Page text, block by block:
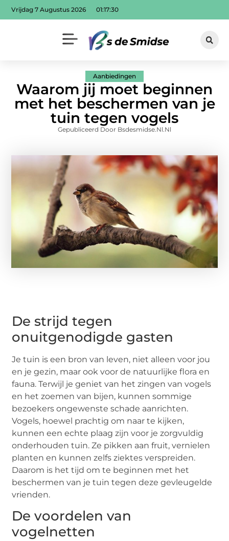
Vrijdag 7 Augustus 2026 01:17:31
Aanbiedingen
Waarom jij moet beginnen
met het beschermen van je
tuin tegen vogels
Gepubliceerd Door Bsdesmidse.nl.nl
De strijd tegen
onuitgenodigde gasten
Je tuin is een bron van leven, niet alleen voor jou
en je gezin, maar ook voor de natuurlijke flora en
fauna. Terwijl je geniet van het zingen van vogels
en het zoemen van bijen, kunnen sommige
bezoekers ongewenste schade aanrichten.
Vogels, hoewel prachtig om naar te kijken,
kunnen een echte plaag zijn voor je zorgvuldig
onderhouden tuin. Ze pikken aan fruit, vernielen
planten en kunnen zelfs ziektes verspreiden.
Daarom is het tijd om te beginnen met het
beschermen van je tuin tegen deze gevleugelde
vrienden.
De voordelen van
vogelnetten